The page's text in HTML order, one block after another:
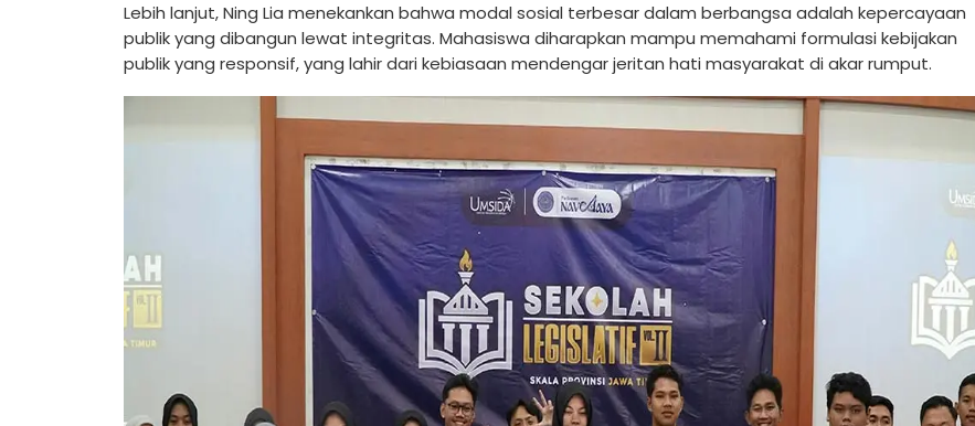
Lebih lanjut, Ning Lia menekankan bahwa modal sosial terbesar dalam berbangsa adalah kepercayaan
publik yang dibangun lewat integritas. Mahasiswa diharapkan mampu memahami formulasi kebijakan
publik yang responsif, yang lahir dari kebiasaan mendengar jeritan hati masyarakat di akar rumput.